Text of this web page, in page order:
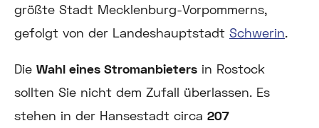
größte Stadt Mecklenburg-Vorpommerns,
gefolgt von der Landeshauptstadt Schwerin.
Die Wahl eines Stromanbieters in Rostock
sollten Sie nicht dem Zufall überlassen. Es
stehen in der Hansestadt circa 207